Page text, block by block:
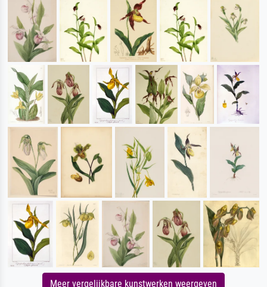
Meer vergelijkbare kunstwerken weergeven